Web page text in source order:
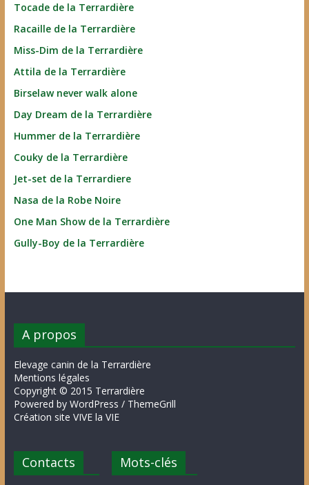
Tocade de la Terrardière
Racaille de la Terrardière
Miss-Dim de la Terrardière
Attila de la Terrardière
Birselaw never walk alone
Day Dream de la Terrardière
Hummer de la Terrardière
Couky de la Terrardière
Jet-set de la Terrardiere
Nasa de la Robe Noire
One Man Show de la Terrardière
Gully-Boy de la Terrardière
A propos
Elevage canin de la Terrardière
Mentions légales
Copyright © 2015 Terrardière
Powered by WordPress / ThemeGrill
Création site VIVE la VIE
Contacts Mots-clés